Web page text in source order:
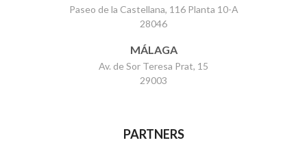
Paseo de la Castellana, 116 Planta 10-A
28046
MÁLAGA
Av. de Sor Teresa Prat, 15
29003
PARTNERS